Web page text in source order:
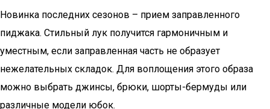
Новинка последних сезонов – прием заправленного
пиджака. Стильный лук получится гармоничным и
уместным, если заправленная часть не образует
нежелательных складок. Для воплощения этого образа
можно выбрать джинсы, брюки, шорты-бермуды или
различные модели юбок.